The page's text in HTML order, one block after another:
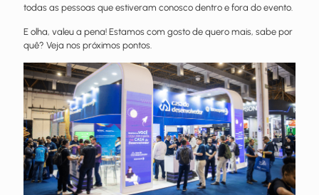
todas as pessoas que estiveram conosco dentro e fora do evento.
E olha, valeu a pena! Estamos com gosto de quero mais, sabe por
quê? Veja nos próximos pontos.